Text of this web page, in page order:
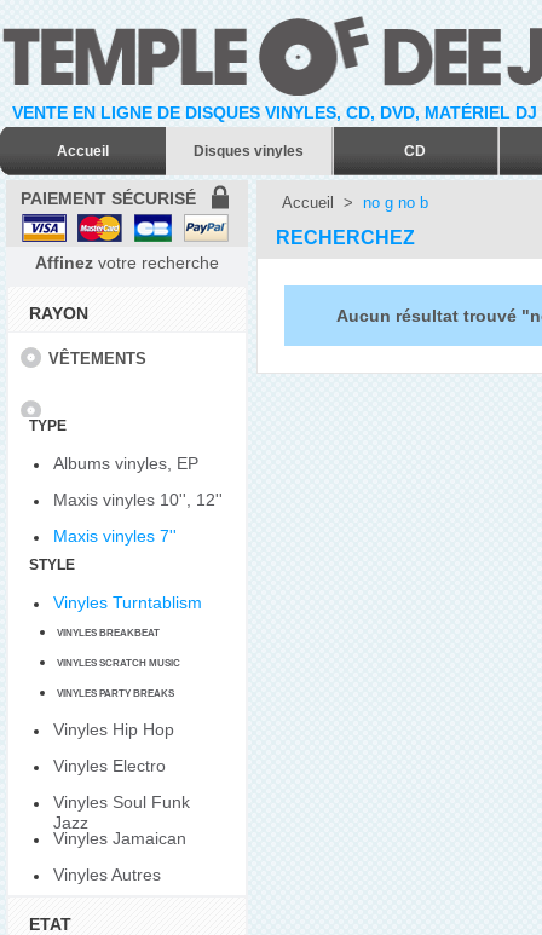
VENTE EN LIGNE DE DISQUES VINYLES, CD, DVD, MATÉRIEL
Accueil Disques vinyles CD
PAIEMENT SÉCURISÉ
Affinez votre recherche
RAYON
VÊTEMENTS
TYPE
Albums vinyles, EP
Maxis vinyles 10'', 12''
Maxis vinyles 7''
STYLE
Vinyles Turntablism
VINYLES BREAKBEAT
VINYLES SCRATCH MUSIC
VINYLES PARTY BREAKS
Vinyles Hip Hop
Vinyles Electro
Vinyles Soul Funk
Jazz
Vinyles Jamaican
Vinyles Autres
ETAT
Accueil > no g no b
RECHERCHEZ
Aucun résultat trouvé